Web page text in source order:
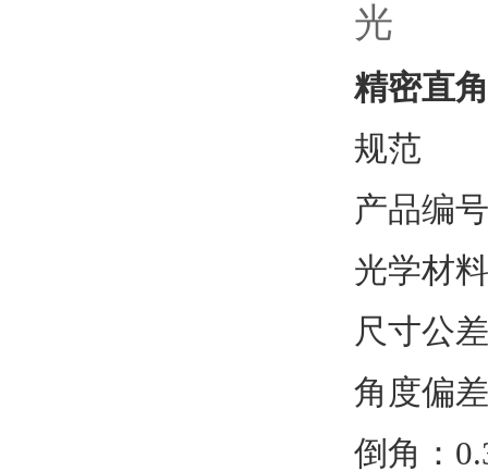
光
精密直
规范
产品编
光学材
尺寸公
角度偏
倒角：